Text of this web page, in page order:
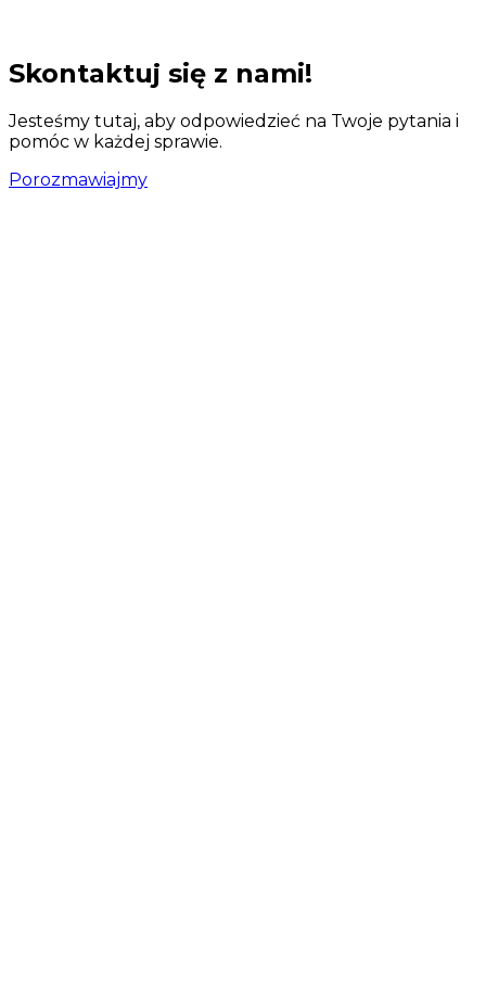
Skontaktuj się z nami!
Jesteśmy tutaj, aby odpowiedzieć na Twoje pytania i
pomóc w każdej sprawie.
Porozmawiajmy